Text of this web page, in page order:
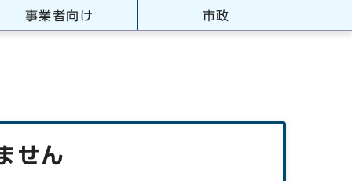
事業者向け 市政
せん